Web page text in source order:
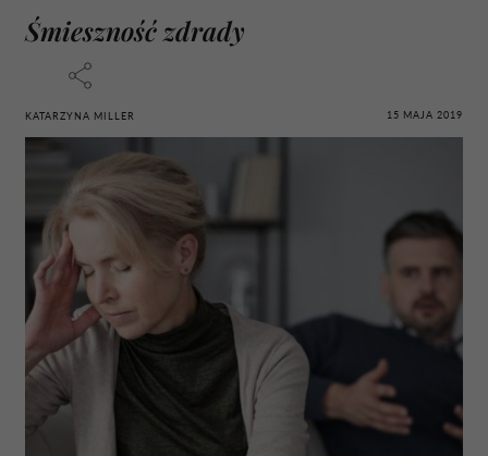
Śmieszność zdrady
KATARZYNA MILLER 15 MAJA 2019